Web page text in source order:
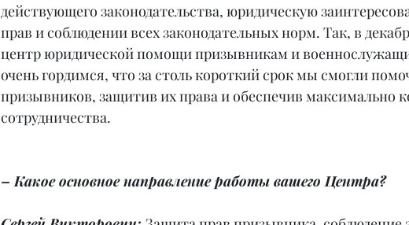
действующего законодательства, юридическую
прав и соблюдении всех законодательных норм. Так, в
центр юридической помощи призывникам и
очень гордимся, что за столь короткий срок мы смогли
призывников, защитив их права и обеспечив максимально
сотрудничества.
– Какое основное направление работы вашего Центра?